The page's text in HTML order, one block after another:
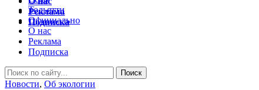
Тольятти
Официально
О нас
Реклама
Подписка
Новости, Об экологии
Реклама
Подписка